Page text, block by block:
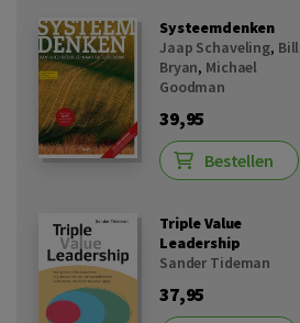
Systeemdenken
Jaap Schaveling, Bill
Bryan, Michael
Goodman
39,95
Bestellen
Triple Value
Leadership
Sander Tideman
37,95